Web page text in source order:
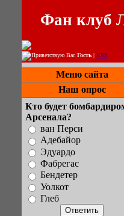
Фан клуб
Приветствую Вас Гость | RSS
Меню сайта
Наш опрос
Кто будет
Арсенала?
ван Перси
Адебайор
Эдуардо
Фабрегас
Бендетер
Уолкот
Глеб